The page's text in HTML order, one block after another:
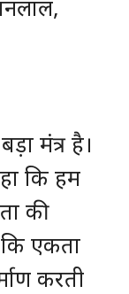
मंत्र है।
कि हम
की
कि एकता
करती